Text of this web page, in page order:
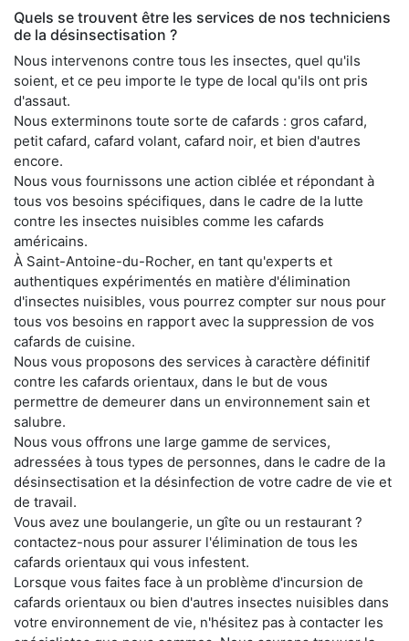
Quels se trouvent être les services de nos techniciens
de la désinsectisation ?
Nous intervenons contre tous les insectes, quel qu'ils
soient, et ce peu importe le type de local qu'ils ont pris
d'assaut.
Nous exterminons toute sorte de cafards : gros cafard,
petit cafard, cafard volant, cafard noir, et bien d'autres
encore.
Nous vous fournissons une action ciblée et répondant à
tous vos besoins spécifiques, dans le cadre de la lutte
contre les insectes nuisibles comme les cafards
américains.
À Saint-Antoine-du-Rocher, en tant qu'experts et
authentiques expérimentés en matière d'élimination
d'insectes nuisibles, vous pourrez compter sur nous pour
tous vos besoins en rapport avec la suppression de vos
cafards de cuisine.
Nous vous proposons des services à caractère définitif
contre les cafards orientaux, dans le but de vous
permettre de demeurer dans un environnement sain et
salubre.
Nous vous offrons une large gamme de services,
adressées à tous types de personnes, dans le cadre de la
désinsectisation et la désinfection de votre cadre de vie et
de travail.
Vous avez une boulangerie, un gîte ou un restaurant ?
contactez-nous pour assurer l'élimination de tous les
cafards orientaux qui vous infestent.
Lorsque vous faites face à un problème d'incursion de
cafards orientaux ou bien d'autres insectes nuisibles dans
votre environnement de vie, n'hésitez pas à contacter les